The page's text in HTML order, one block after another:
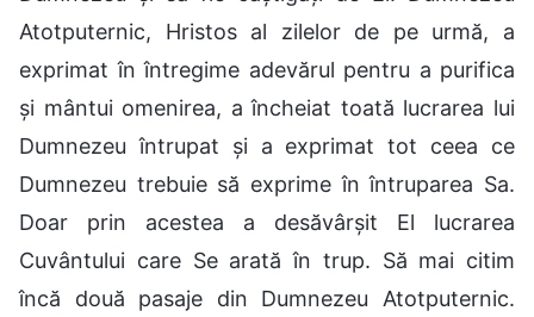
Atotputernic, Hristos al zilelor de pe urmă, a
exprimat în întregime adevărul pentru a purifica
și mântui omenirea, a încheiat toată lucrarea lui
Dumnezeu întrupat și a exprimat tot ceea ce
Dumnezeu trebuie să exprime în întruparea Sa.
Doar prin acestea a desăvârșit El lucrarea
Cuvântului care Se arată în trup. Să mai citim
încă două pasaje din Dumnezeu Atotputernic.